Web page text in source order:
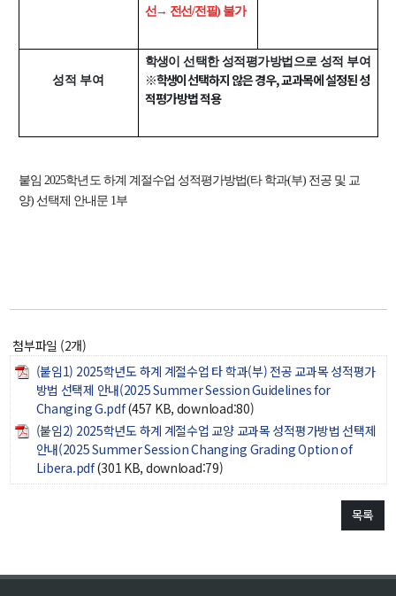
선→ 전선/전필) 불가
성적 부여
학생이 선택한 성적평가방법으로 성적 부여
※ 학생이선택하지 않은 경우, 교과목에 설정된 성
적평가방법 적용
붙임2025학년도 하계 계절수업 성적평가방법(타 학과(부) 전공 및 교
양) 선택제 안내문 1부
첨부파일 (2개)
(붙임1) 2025학년도 하계 계절수업 타 학과(부) 전공 교과목 성적평가
방법 선택제 안내(2025 Summer Session Guidelines for
Changing G.pdf(457 KB, download:80)
(붙임2) 2025학년도 하계 계절수업 교양 교과목 성적평가방법 선택제
안내(2025 Summer Session Changing Grading Option of
Libera.pdf(301 KB, download:79)
목록